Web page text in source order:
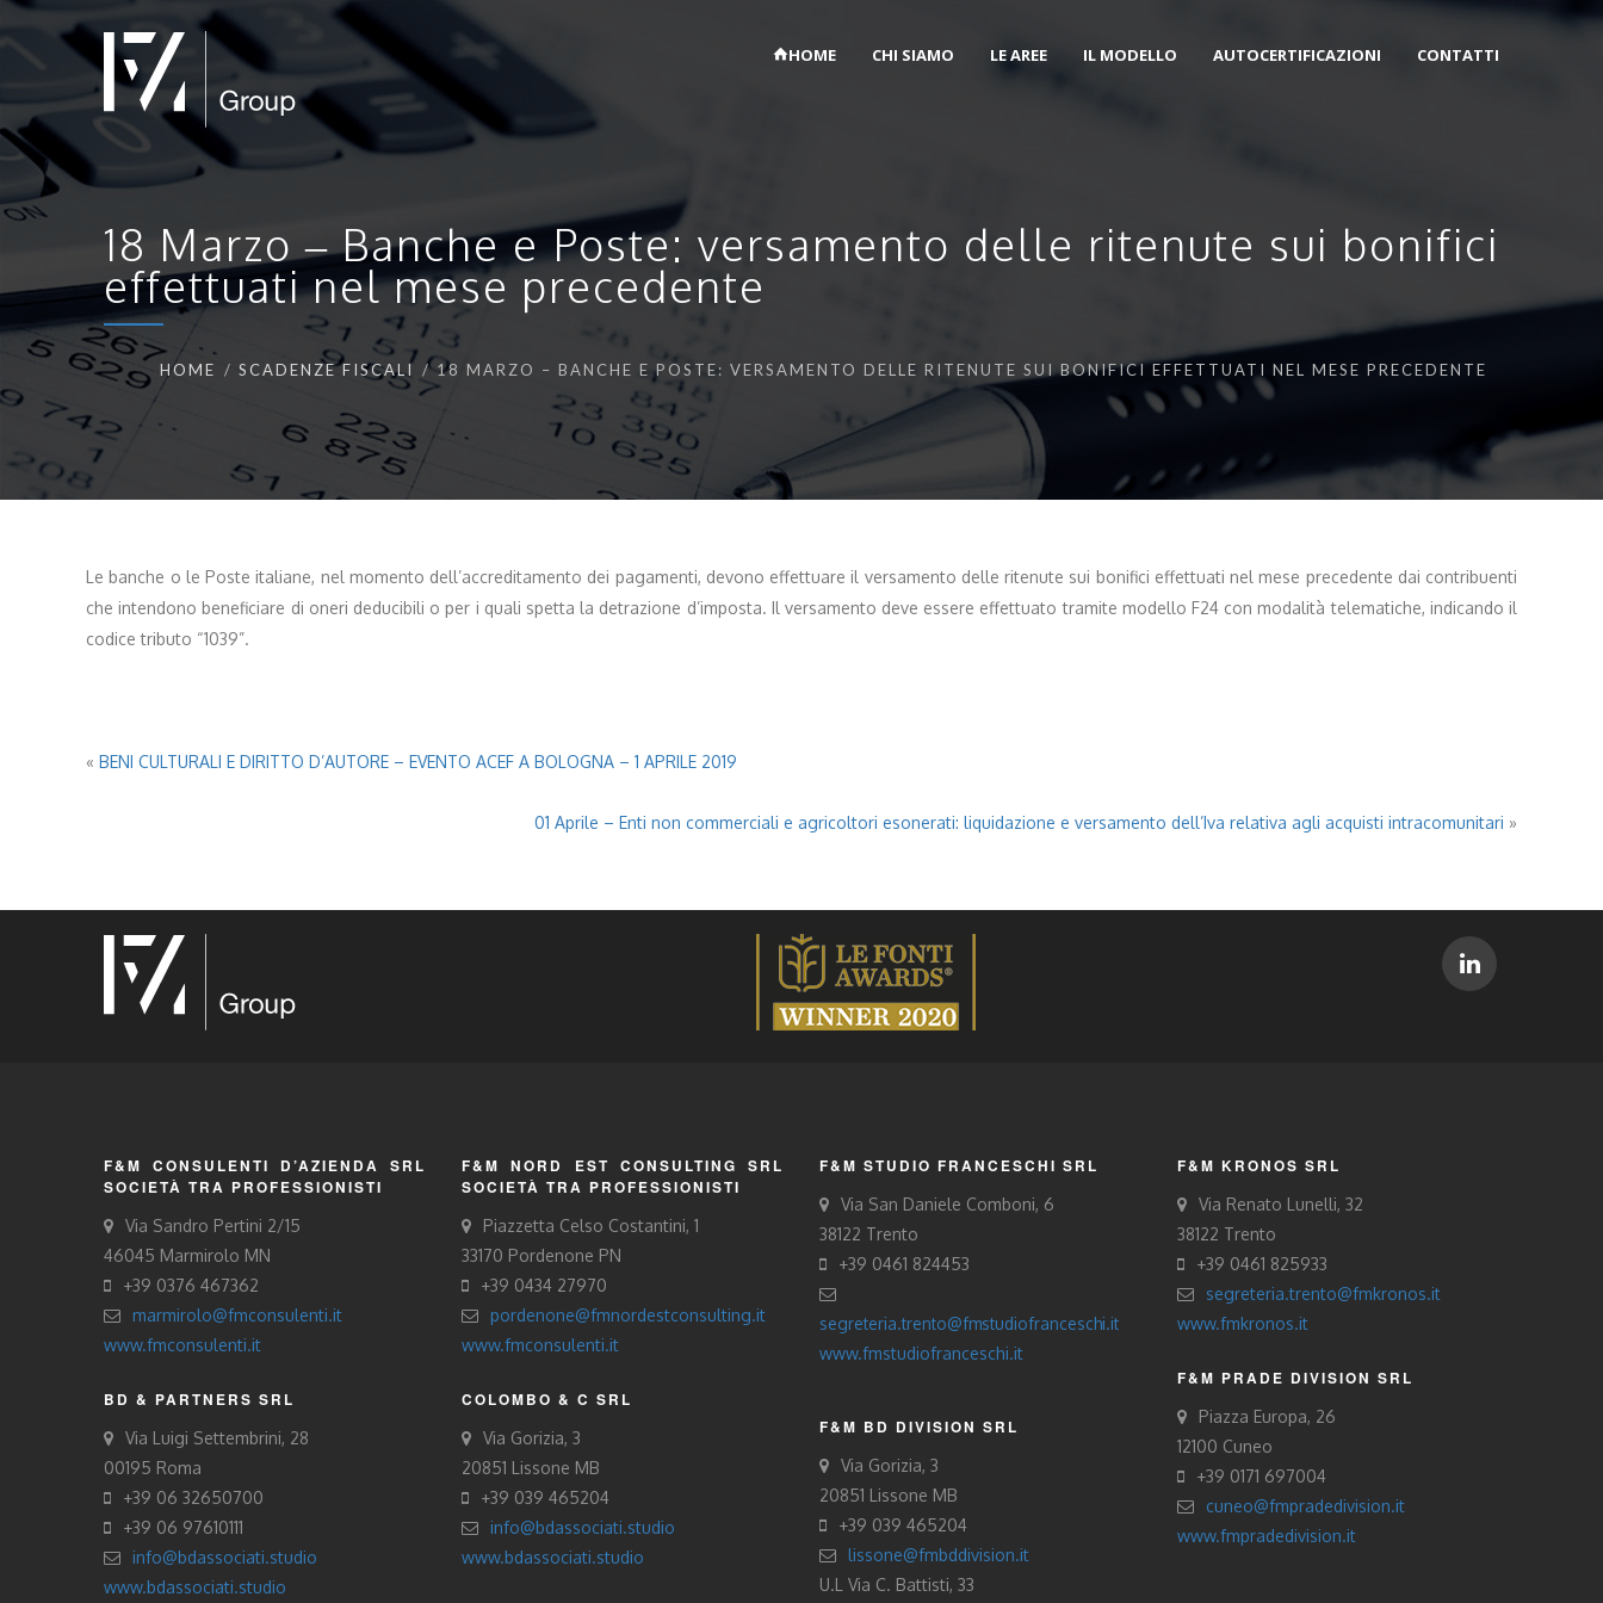
HOME CHI SIAMO LE AREE IL MODELLO AUTOCERTIFICAZIONI CONTATTI
18 Marzo – Banche e Poste: versamento delle ritenute sui bonifici
effettuati nel mese precedente
HOME SCADENZE FISCALI 18 MARZO – BANCHE E POSTE: VERSAMENTO DELLE RITENUTE SUI BONIFICI EFFETTUATI NEL MESE PRECEDENTE
Le banche o le Poste italiane, nel momento dell’accreditamento dei pagamenti, devono effettuare il versamento delle ritenute sui bonifici effettuati nel mese precedente dai contribuenti
che intendono beneficiare di oneri deducibili o per i quali spetta la detrazione d’imposta. Il versamento deve essere effettuato tramite modello F24 con modalità telematiche, indicando il
codice tributo “1039”.
« BENI CULTURALI E DIRITTO D’AUTORE – EVENTO ACEF A BOLOGNA – 1 APRILE 2019
01 Aprile – Enti non commerciali e agricoltori esonerati: liquidazione e versamento dell’Iva relativa agli acquisti intracomunitari »
F&M CONSULENTI D’AZIENDA SRL
SOCIETÀ TRA PROFESSIONISTI
Via Sandro Pertini 2/15
46045 Marmirolo MN
+39 0376 467362
marmirolo@fmconsulenti.it
www.fmconsulenti.it
BD & PARTNERS SRL
Via Luigi Settembrini, 28
00195 Roma
+39 06 32650700
+39 06 97610111
info@bdassociati.studio
www.bdassociati.studio
F&M NORD EST CONSULTING SRL
SOCIETÀ TRA PROFESSIONISTI
Piazzetta Celso Costantini, 1
33170 Pordenone PN
+39 0434 27970
pordenone@fmnordestconsulting.it
www.fmconsulenti.it
COLOMBO & C SRL
Via Gorizia, 3
20851 Lissone MB
+39 039 465204
info@bdassociati.studio
www.bdassociati.studio
F&M STUDIO FRANCESCHI SRL
Via San Daniele Comboni, 6
38122 Trento
+39 0461 824453
segreteria.trento@fmstudiofranceschi.it
www.fmstudiofranceschi.it
F&M BD DIVISION SRL
Via Gorizia, 3
20851 Lissone MB
+39 039 465204
lissone@fmbddivision.it
U.L Via C. Battisti, 33
F&M KRONOS SRL
Via Renato Lunelli, 32
38122 Trento
+39 0461 825933
segreteria.trento@fmkronos.it
www.fmkronos.it
F&M PRADE DIVISION SRL
Piazza Europa, 26
12100 Cuneo
+39 0171 697004
cuneo@fmpradedivision.it
www.fmpradedivision.it